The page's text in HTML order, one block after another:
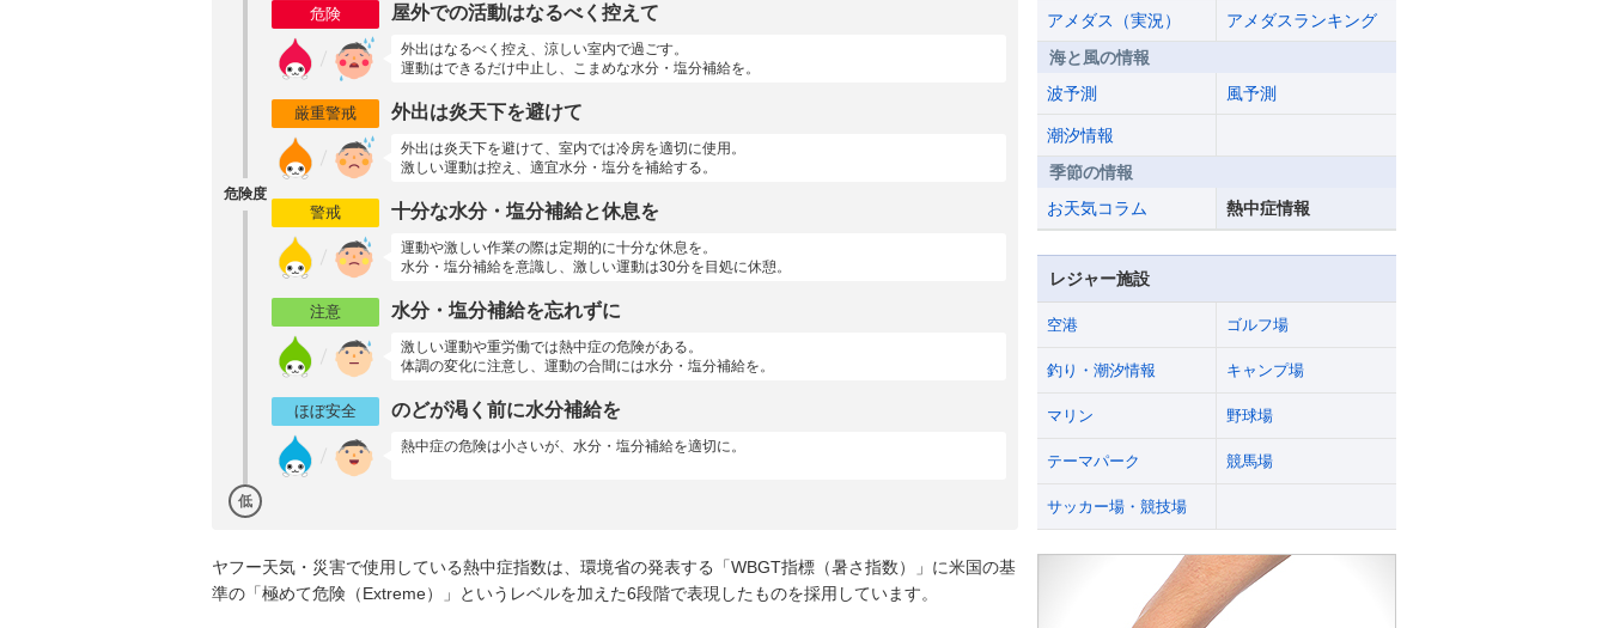
危険度
低
危険 屋外での活動はなるべく控えて
外出はなるべく控え、涼しい室内で過ごす。
運動はできるだけ中止し、こまめな水分・塩分補給を。
厳重警戒 外出は炎天下を避けて
外出は炎天下を避けて、室内では冷房を適切に使用。
激しい運動は控え、適宜水分・塩分を補給する。
警戒 十分な水分・塩分補給と休息を
運動や激しい作業の際は定期的に十分な休息を。
水分・塩分補給を意識し、激しい運動は30分を目処に休憩。
注意 水分・塩分補給を忘れずに
激しい運動や重労働では熱中症の危険がある。
体調の変化に注意し、運動の合間には水分・塩分補給を。
ほぼ安全 のどが渇く前に水分補給を
熱中症の危険は小さいが、水分・塩分補給を適切に。
ヤフー天気・災害で使用している熱中症指数は、環境省の発表する「WBGT指標（暑さ指数）」に米国の基
準の「極めて危険（Extreme）」というレベルを加えた6段階で表現したものを採用しています。
アメダス（実況）
アメダスランキング
海と風の情報
波予測
風予測
潮汐情報
季節の情報
お天気コラム
熱中症情報
レジャー施設
空港 ゴルフ場
釣り・潮汐情報 キャンプ場
マリン 野球場
テーマパーク 競馬場
サッカー場・競技場